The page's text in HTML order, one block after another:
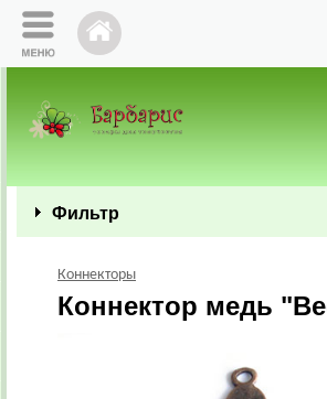
Фильтр
Коннекторы
Коннектор медь